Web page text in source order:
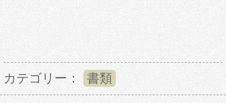
カテゴリー： 書類